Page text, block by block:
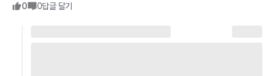
0 0답글 달기